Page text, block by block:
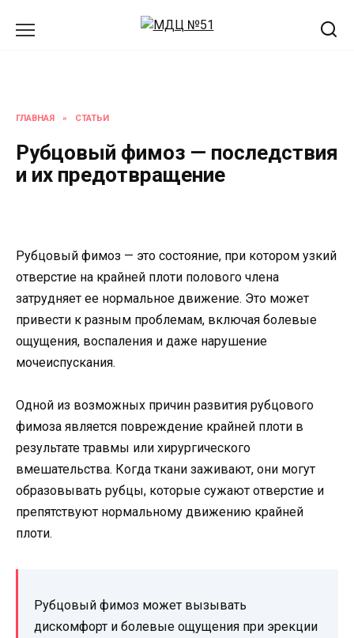
ГЛАВНАЯ » СТАТЬИ
Рубцовый фимоз — последствия
и их предотвращение
Рубцовый фимоз — это состояние, при котором узкий
отверстие на крайней плоти полового члена
затрудняет ее нормальное движение. Это может
привести к разным проблемам, включая болевые
ощущения, воспаления и даже нарушение
мочеиспускания.
Одной из возможных причин развития рубцового
фимоза является повреждение крайней плоти в
результате травмы или хирургического
вмешательства. Когда ткани заживают, они могут
образовывать рубцы, которые сужают отверстие и
препятствуют нормальному движению крайней
плоти.
Рубцовый фимоз может вызывать
дискомфорт и болевые ощущения при эрекции